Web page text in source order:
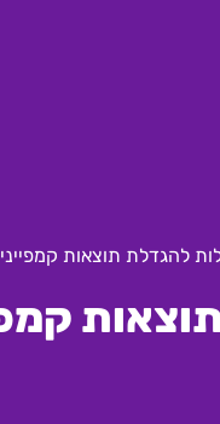
להגדלת תוצאות